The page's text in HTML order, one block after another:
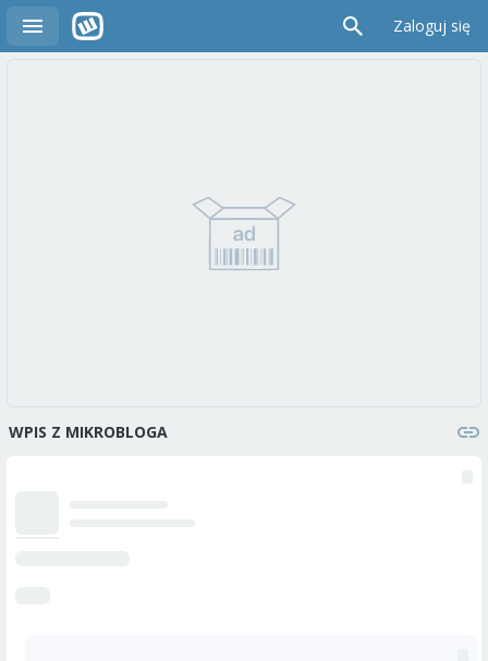
Zaloguj się
WPIS Z MIKROBLOGA